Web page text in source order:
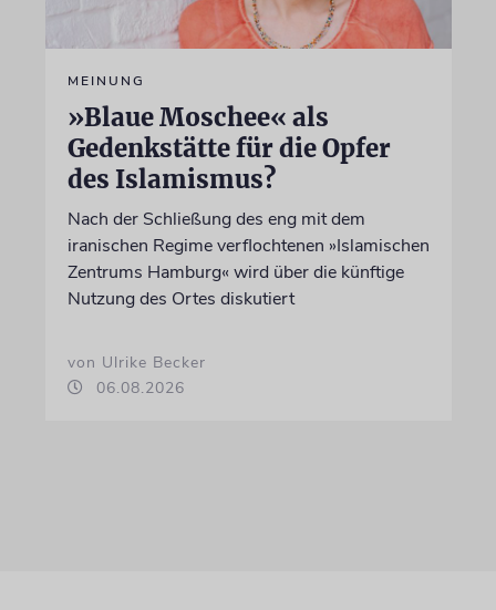
MEINUNG
»Blaue Moschee« als
Gedenkstätte für die Opfer
des Islamismus?
Nach der Schließung des eng mit dem
iranischen Regime verflochtenen »Islamischen
Zentrums Hamburg« wird über die künftige
Nutzung des Ortes diskutiert
von Ulrike Becker
06.08.2026